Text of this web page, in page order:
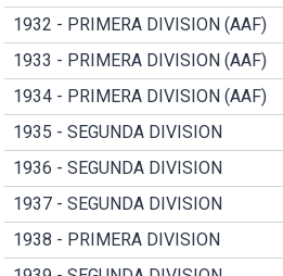
1932 - PRIMERA DIVISION (AAF)
1933 - PRIMERA DIVISION (AAF)
1934 - PRIMERA DIVISION (AAF)
1935 - SEGUNDA DIVISION
1936 - SEGUNDA DIVISION
1937 - SEGUNDA DIVISION
1938 - PRIMERA DIVISION